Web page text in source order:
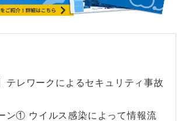
テレワークによるセキュリティ事故
ン① ウイルス感染によって情報流